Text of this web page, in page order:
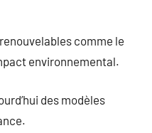
comme le
environnemental.
des modèles